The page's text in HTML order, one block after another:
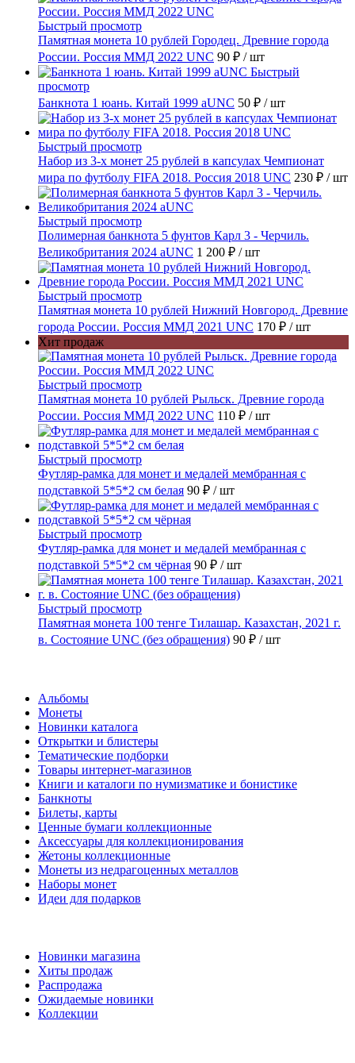
Быстрый просмотр
Памятная монета 10 рублей Городец. Древние города
России. Россия ММД 2022 UNC 90 ₽ / шт
Быстрый
просмотр
Банкнота 1 юань. Китай 1999 aUNC 50 ₽ / шт
Быстрый просмотр
Набор из 3-х монет 25 рублей в капсулах Чемпионат
мира по футболу FIFA 2018. Россия 2018 UNC 230 ₽ / шт
Быстрый просмотр
Полимерная банкнота 5 фунтов Карл 3 - Черчиль.
Великобритания 2024 aUNC 1 200 ₽ / шт
Быстрый просмотр
Памятная монета 10 рублей Нижний Новгород. Древние
города России. Россия ММД 2021 UNC 170 ₽ / шт
Хит продаж
Быстрый просмотр
Памятная монета 10 рублей Рыльск. Древние города
России. Россия ММД 2022 UNC 110 ₽ / шт
Быстрый просмотр
Футляр-рамка для монет и медалей мембранная с
подставкой 5*5*2 см белая 90 ₽ / шт
Быстрый просмотр
Футляр-рамка для монет и медалей мембранная с
подставкой 5*5*2 см чёрная 90 ₽ / шт
Быстрый просмотр
Памятная монета 100 тенге Тилашар. Казахстан, 2021 г.
в. Состояние UNC (без обращения) 90 ₽ / шт
Альбомы
Монеты
Новинки каталога
Открытки и блистеры
Тематические подборки
Товары интернет-магазинов
Книги и каталоги по нумизматике и бонистике
Банкноты
Билеты, карты
Ценные бумаги коллекционные
Аксессуары для коллекционирования
Жетоны коллекционные
Монеты из недрагоценных металлов
Наборы монет
Идеи для подарков
Новинки магазина
Хиты продаж
Распродажа
Ожидаемые новинки
Коллекции